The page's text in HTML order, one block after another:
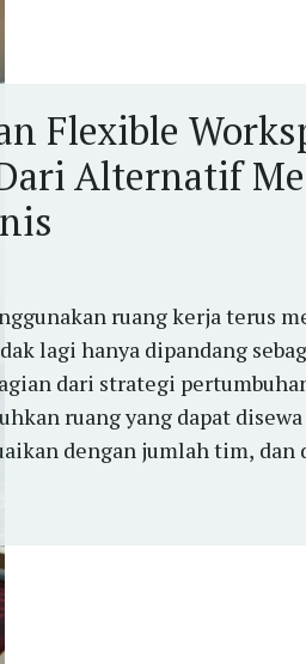
Flexible
Alternatif
ruang kerja terus
lagi hanya dipandang
dari strategi
ruang yang dapat
dengan jumlah tim, dan